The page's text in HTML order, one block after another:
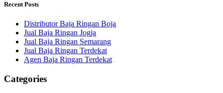
Recent Posts
Distributor Baja Ringan Boja
Jual Baja Ringan Jogja
Jual Baja Ringan Semarang
Jual Baja Ringan Terdekat
Agen Baja Ringan Terdekat
Categories